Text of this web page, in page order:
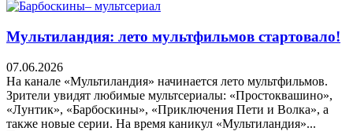
Мультиландия: лето мультфильмов стартовало!
07.06.2026
На канале «Мультиландия» начинается лето мультфильмов.
Зрители увидят любимые мультсериалы: «Простоквашино»,
«Лунтик», «Барбоскины», «Приключения Пети и Волка», а
также новые серии. На время каникул «Мультиландия»...